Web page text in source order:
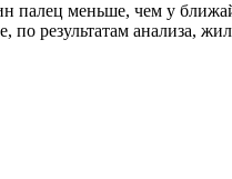
палец меньше, чем у
по результатам анализа,